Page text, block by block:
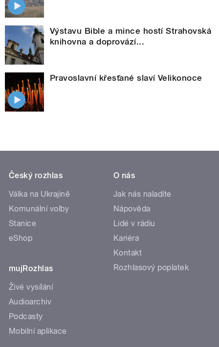
Výstavu Bible a mince hostí Strahovská
knihovna a doprovází...
Pravoslavní křesťané slaví Velikonoce
Český rozhlas
Válka na Ukrajině
Komunální volby
Stanice
eShop
mujRozhlas
Živé vysílání
Audioarchiv
Podcasty
Mobilní aplikace
O nás
Jak nás naladíte
Nápověda
Lidé v rádiu
Kariéra
Kontakt
Rozhlasový poplatek